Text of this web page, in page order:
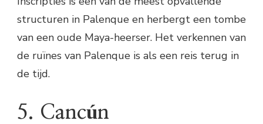
structuren in Palenque en herbergt een tombe
van een oude Maya-heerser. Het verkennen van
de ruïnes van Palenque is als een reis terug in
de tijd.
5. Cancún